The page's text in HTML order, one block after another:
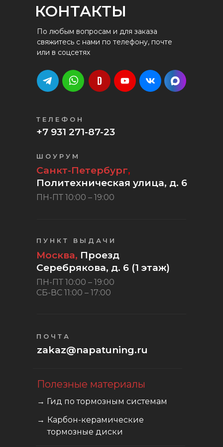
КОНТАКТЫ
+7 931 271-87-23
По любым вопросам и для заказа
свяжитесь с нами по телефону, почте
или в соцсетях
zakaz@napatuning.ru
ТЕЛЕФОН
ПОЧТА
Санкт-Петербург,
Политехническая улица, д. 6
ШОУРУМ
Москва, Проезд
Серебрякова, д. 6 (1 этаж)
ПУНКТ ВЫДАЧИ
ПН-ПТ 10:00 – 19:00
ПН-ПТ 10:00 – 19:00
СБ-ВС 11:00 – 17:00
Полезные материалы
→ Гид по тормозным системам
Карбон-керамические
тормозные диски
→